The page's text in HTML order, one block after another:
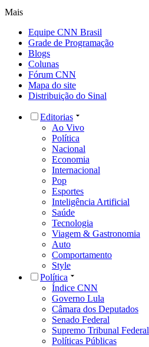
Mais
Equipe CNN Brasil
Grade de Programação
Blogs
Colunas
Fórum CNN
Mapa do site
Distribuição do Sinal
Editorias
Ao Vivo
Política
Nacional
Economia
Internacional
Pop
Esportes
Inteligência Artificial
Saúde
Tecnologia
Viagem & Gastronomia
Auto
Comportamento
Style
Política
Índice CNN
Governo Lula
Câmara dos Deputados
Senado Federal
Supremo Tribunal Federal
Políticas Públicas